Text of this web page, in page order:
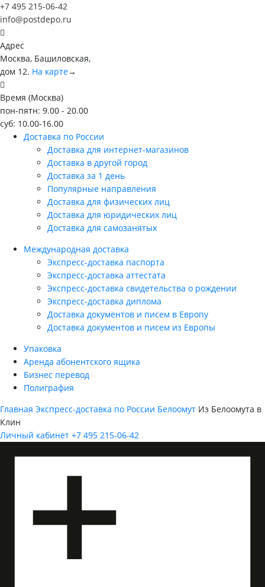
+7 495 215-06-42
info@postdepo.ru
Адрес
Москва, Башиловская,
дом 12. На карте→
Время (Москва)
пон-пятн: 9.00 - 20.00
суб: 10.00-16.00
Доставка по России
Доставка для интернет-магазинов
Доставка в другой город
Доставка за 1 день
Популярные направления
Доставка для физических лиц
Доставка для юридических лиц
Доставка для самозанятых
Международная доставка
Экспресс-доставка паспорта
Экспресс-доставка аттестата
Экспресс-доставка свидетельства о рождении
Экспресс-доставка диплома
Доставка документов и писем в Европу
Доставка документов и писем из Европы
Упаковка
Аренда абонентского ящика
Бизнес перевод
Полиграфия
Главная Экспресс-доставка по России Белоомут Из Белоомута в
Клин
Личный кабинет +7 495 215-06-42